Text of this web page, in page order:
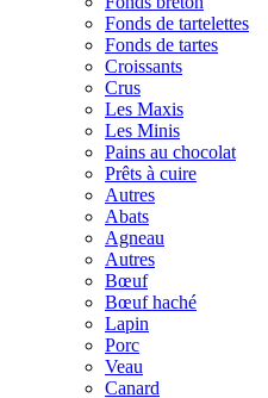
Fonds de tartelettes
Fonds de tartes
Croissants
Crus
Les Maxis
Les Minis
Pains au chocolat
Prêts à cuire
Autres
Abats
Agneau
Autres
Bœuf
Bœuf haché
Lapin
Porc
Veau
Canard